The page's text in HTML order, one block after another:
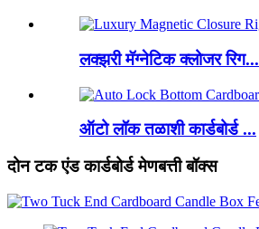
लक्झरी मॅग्नेटिक क्लोजर रिग...
ऑटो लॉक तळाशी कार्डबोर्ड ...
दोन टक एंड कार्डबोर्ड मेणबत्ती बॉक्स